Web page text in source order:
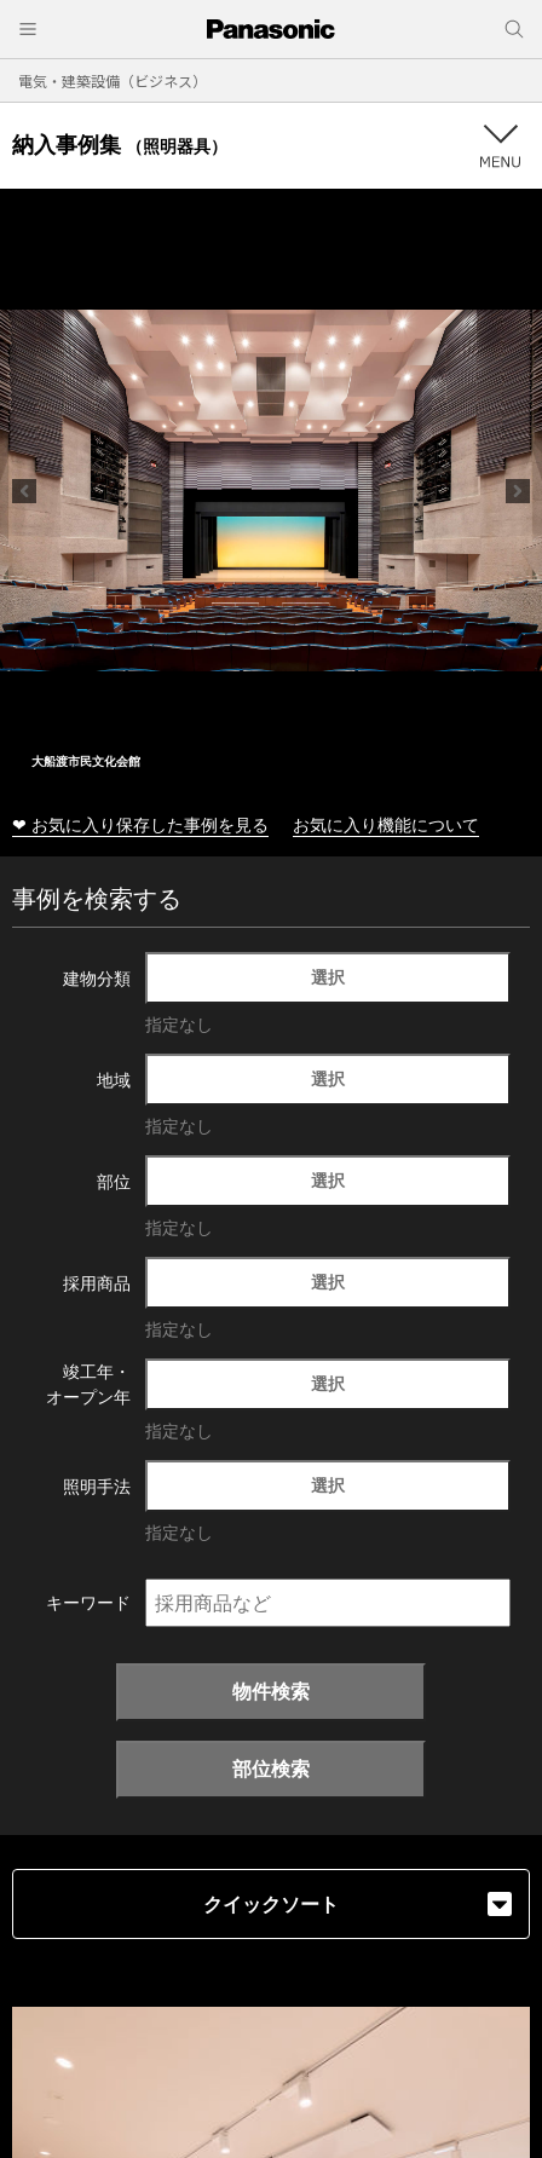
電気・建築設備（ビジネス）
納入事例集 （照明器具）
大船渡市民文化会館
❤ お気に入り保存した事例を見る お気に入り機能について
事例を検索する
建物分類 選択
指定なし
地域 選択
指定なし
部位 選択
指定なし
採用商品 選択
指定なし
竣工年・
オープン年
選択
指定なし
照明手法 選択
指定なし
キーワード
物件検索
部位検索
クイックソート